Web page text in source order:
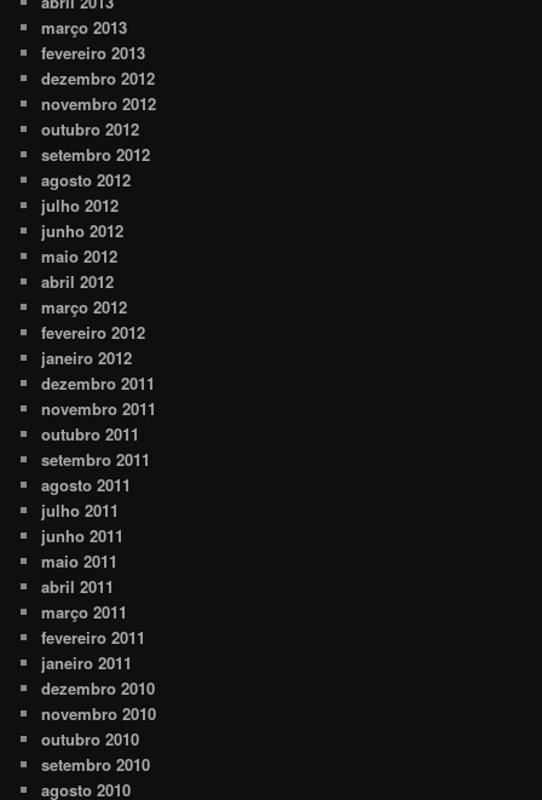
março 2013
fevereiro 2013
dezembro 2012
novembro 2012
outubro 2012
setembro 2012
agosto 2012
julho 2012
junho 2012
maio 2012
abril 2012
março 2012
fevereiro 2012
janeiro 2012
dezembro 2011
novembro 2011
outubro 2011
setembro 2011
agosto 2011
julho 2011
junho 2011
maio 2011
abril 2011
março 2011
fevereiro 2011
janeiro 2011
dezembro 2010
novembro 2010
outubro 2010
setembro 2010
agosto 2010